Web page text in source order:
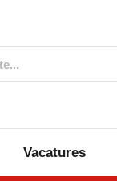
Vacatures